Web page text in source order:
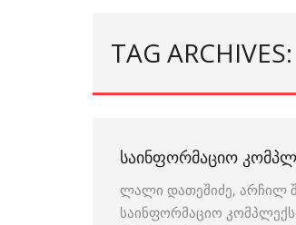
TAG
ᲡᲐᲘᲜᲤᲝᲠᲛᲐᲪᲘᲝ
ლალი დათეშიძე, არჩილ
საინფორმაციო